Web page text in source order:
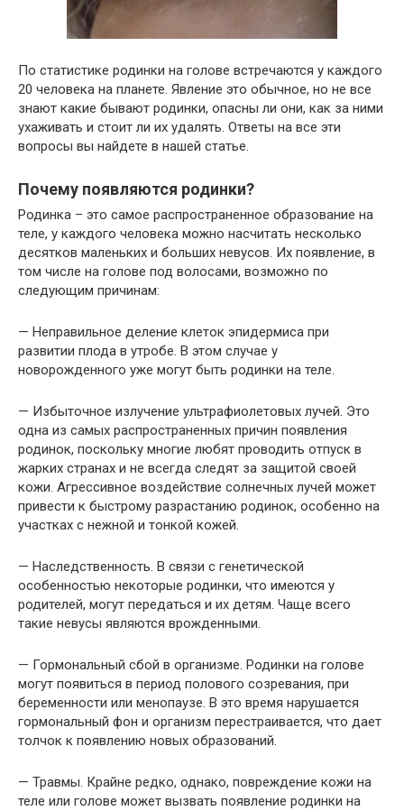
По статистике родинки на голове встречаются у каждого
20 человека на планете. Явление это обычное, но не все
знают какие бывают родинки, опасны ли они, как за ними
ухаживать и стоит ли их удалять. Ответы на все эти
вопросы вы найдете в нашей статье.
Почему появляются родинки?
Родинка – это самое распространенное образование на
теле, у каждого человека можно насчитать несколько
десятков маленьких и больших невусов. Их появление, в
том числе на голове под волосами, возможно по
следующим причинам:
— Неправильное деление клеток эпидермиса при
развитии плода в утробе. В этом случае у
новорожденного уже могут быть родинки на теле.
— Избыточное излучение ультрафиолетовых лучей. Это
одна из самых распространенных причин появления
родинок, поскольку многие любят проводить отпуск в
жарких странах и не всегда следят за защитой своей
кожи. Агрессивное воздействие солнечных лучей может
привести к быстрому разрастанию родинок, особенно на
участках с нежной и тонкой кожей.
— Наследственность. В связи с генетической
особенностью некоторые родинки, что имеются у
родителей, могут передаться и их детям. Чаще всего
такие невусы являются врожденными.
— Гормональный сбой в организме. Родинки на голове
могут появиться в период полового созревания, при
беременности или менопаузе. В это время нарушается
гормональный фон и организм перестраивается, что дает
толчок к появлению новых образований.
— Травмы. Крайне редко, однако, повреждение кожи на
теле или голове может вызвать появление родинки на